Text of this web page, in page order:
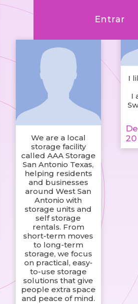
Entrar
We are a local
storage facility
called AAA Storage
San Antonio Texas,
helping residents
and businesses
around West San
Antonio with
storage units and
self storage
rentals. From
short-term moves
to long-term
storage, we focus
on practical, easy-
to-use storage
solutions that give
people extra space
and peace of mind.
I
I
20